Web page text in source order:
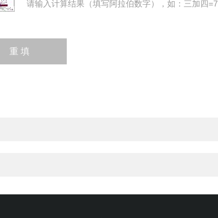
请输入计算结果（填写阿拉伯数字），如：三加四=7